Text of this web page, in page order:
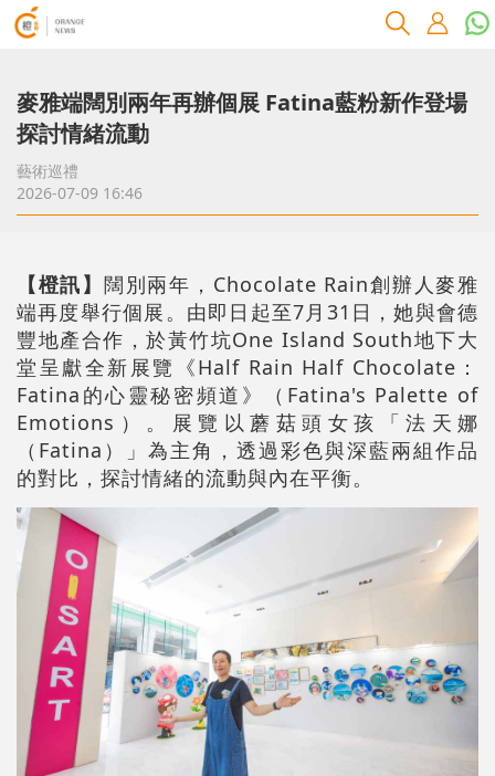
麥雅端闊別兩年再辦個展 Fatina藍粉新作登場
探討情緒流動
藝術巡禮
2026-07-09 16:46
【橙訊】 闊別兩年，Chocolate Rain創辦人麥雅
端再度舉行個展。由即日起至7月31日，她與會德
豐地產合作，於黃竹坑One Island South地下大
堂呈獻全新展覽《Half Rain Half Chocolate：
Fatina的心靈秘密頻道》（Fatina's Palette of
Emotions）。展覽以蘑菇頭女孩「法天娜
（Fatina）」為主角，透過彩色與深藍兩組作品
的對比，探討情緒的流動與內在平衡。